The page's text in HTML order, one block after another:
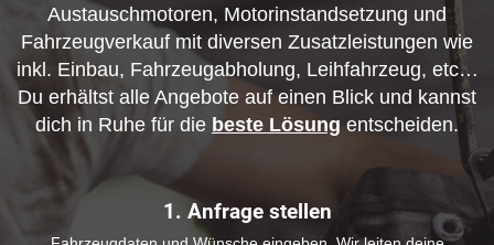
Austauschmotoren, Motorinstandsetzung und
Fahrzeugverkauf mit diversen Zusatzleistungen wie
inkl. Einbau, Fahrzeugabholung, Leihfahrzeug, etc…
Du erhältst alle Angebote auf einen Blick und kannst
dich in Ruhe für die beste Lösungentscheiden.
1. Anfrage stellen